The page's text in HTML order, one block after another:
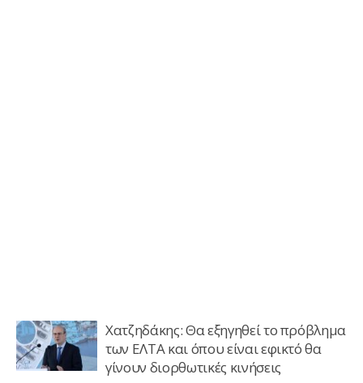
Χατζηδάκης: Θα εξηγηθεί το πρόβλημα
των ΕΛΤΑ και όπου είναι εφικτό θα
γίνουν διορθωτικές κινήσεις